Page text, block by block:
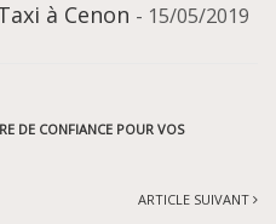
à Cenon - 15/05/2019
DE CONFIANCE POUR VOS
ARTICLE SUIVANT